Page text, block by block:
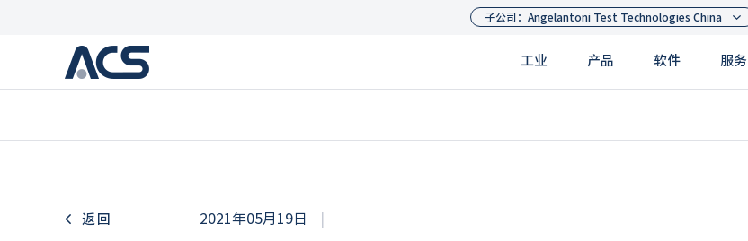
工业 产品 软件 服务
返回 2021年05月19日